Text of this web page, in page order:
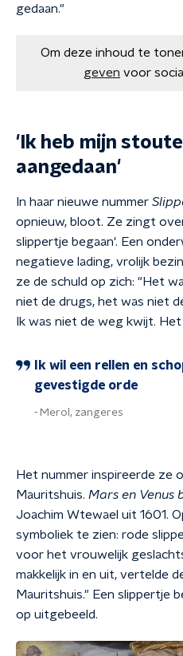
gedaan."
Om deze inhoud te
geven voor
'Ik heb mijn
aangedaan'
In haar nieuwe nummer
opnieuw, bloot. Ze zingt
slippertje begaan'. Een
negatieve lading, vrolijk
ze de schuld op zich: "Het
niet de drugs, het was niet
Ik was niet de weg kwijt.
Ik wil een rellen en
gevestigde orde
Merol, zangeres
Het nummer inspireerde ze
Mauritshuis. Mars en
Joachim Wtewael uit 1601.
symboliek te zien: rode
voor het vrouwelijk
makkelijk in en uit, vertelde
Mauritshuis." Een slippertje
op uitgebeeld.